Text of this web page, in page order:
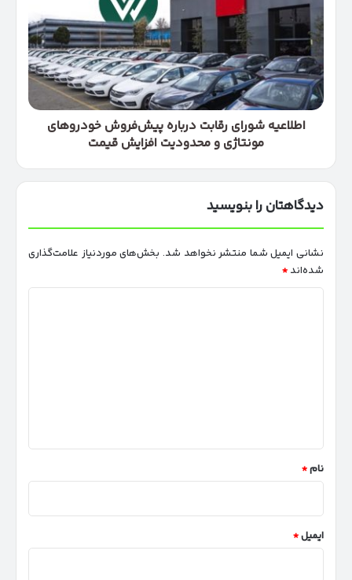
رقابت
درباره
پیش‌فروش
خودروهای
مونتاژی
و
محدودیت
افزایشاطلاعیه شورای رقابت درباره پیش‌فروش خودروهای
مونتاژی و محدودیت افزایش قیمت
دیدگاهتان را بنویسید
نشانی ایمیل شما منتشر نخواهد شد. بخش‌های موردنیاز علامت‌گذاری
شده‌اند *
نام*
ایمیل*